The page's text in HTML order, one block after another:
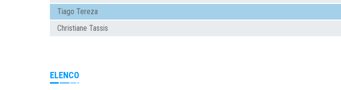
Tiago Tereza
Christiane Tassis
ELENCO